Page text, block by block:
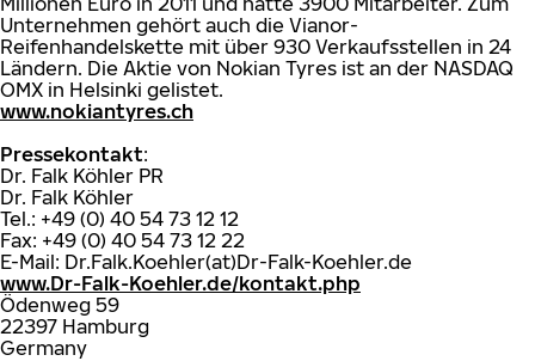
Unternehmen gehört auch die Vianor-
Reifenhandelskette mit über 930 Verkaufsstellen in 24
Ländern. Die Aktie von Nokian Tyres ist an der NASDAQ
OMX in Helsinki gelistet.
www.nokiantyres.ch
Pressekontakt:
Dr. Falk Köhler PR
Dr. Falk Köhler
Tel.: +49 (0) 40 54 73 12 12
Fax: +49 (0) 40 54 73 12 22
E-Mail: Dr.Falk.Koehler(at)Dr-Falk-Koehler.de
www.Dr-Falk-Koehler.de/kontakt.php
Ödenweg 59
22397 Hamburg
Germany